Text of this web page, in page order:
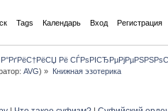
Tags Календарь Вход Регистрация
Рё
AVG) » Книжная эзотерика